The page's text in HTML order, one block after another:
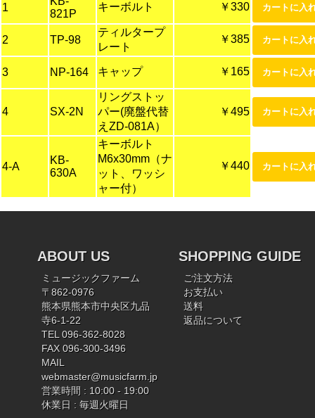
1
821P
キーボルト ￥330
2 TP-98
ティルタープ
レート
￥385
3 NP-164 キャップ ￥165
4 SX-2N
リングストッ
パー(廃盤代替
えZD-081A）
￥495
4-A
KB-
630A
キーボルト
M6x30mm（ナ
ット、ワッシ
ャー付）
￥440
ABOUT US
ミュージックファーム
〒862-0976
熊本県熊本市中央区九品
寺6-1-22
TEL 096-362-8028
FAX 096-300-3496
MAIL
webmaster@musicfarm.jp
営業時間 : 10:00 - 19:00
休業日 : 毎週火曜日
SHOPPING GUIDE
ご注文方法
お支払い
送料
返品について